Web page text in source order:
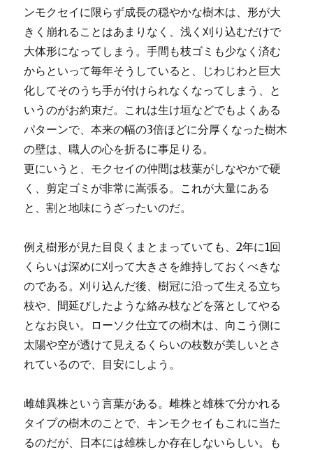
ンモクセイに限らず成長の穏やかな樹木は、形が大
きく崩れることはあまりなく、浅く刈り込むだけで
大体形になってしまう。手間も枝ゴミも少なく済む
からといって毎年そうしていると、じわじわと巨大
化してそのうち手が付けられなくなってしまう、と
いうのがお約束だ。これは生け垣などでもよくある
パターンで、本来の幅の3倍ほどに分厚くなった樹木
の壁は、職人の心を折るに事足りる。
更にいうと、モクセイの仲間は枝葉がしなやかで硬
く、剪定ゴミが非常に嵩張る。これが大量にある
と、割と地味にうざったいのだ。
例え樹形が見た目良くまとまっていても、2年に1回
くらいは深めに刈って大きさを維持しておくべきな
のである。刈り込んだ後、樹冠に沿って生える立ち
枝や、間延びしたような絡み枝などを落としてやる
となお良い。ローソク仕立ての樹木は、向こう側に
太陽や空が透けて見えるくらいの枝数が美しいとさ
れているので、目安にしよう。
雌雄異株という言葉がある。雌株と雄株で分かれる
タイプの樹木のことで、キンモクセイもこれに当た
るのだが、日本には雄株しか存在しないらしい。も